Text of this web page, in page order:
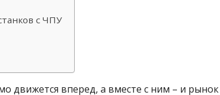
с ЧПУ
движется вперед, а вместе с ним – и рынок